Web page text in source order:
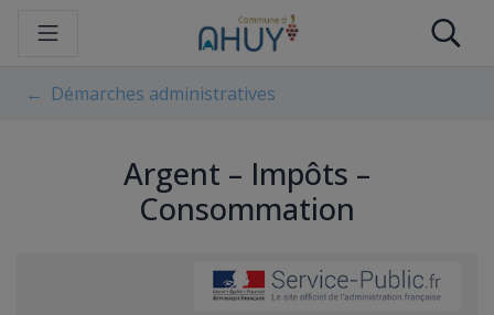
Démarches administratives
Argent – Impôts –
Consommation